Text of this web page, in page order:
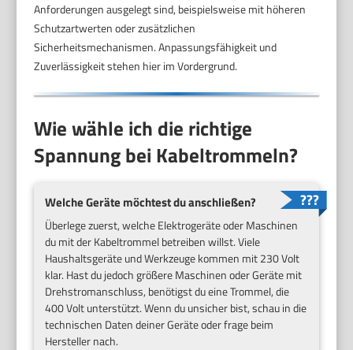
Anforderungen ausgelegt sind, beispielsweise mit höheren
Schutzartwerten oder zusätzlichen
Sicherheitsmechanismen. Anpassungsfähigkeit und
Zuverlässigkeit stehen hier im Vordergrund.
Wie wähle ich die richtige
Spannung bei Kabeltrommeln?
Welche Geräte möchtest du anschließen?
Überlege zuerst, welche Elektrogeräte oder Maschinen
du mit der Kabeltrommel betreiben willst. Viele
Haushaltsgeräte und Werkzeuge kommen mit 230 Volt
klar. Hast du jedoch größere Maschinen oder Geräte mit
Drehstromanschluss, benötigst du eine Trommel, die
400 Volt unterstützt. Wenn du unsicher bist, schau in die
technischen Daten deiner Geräte oder frage beim
Hersteller nach.